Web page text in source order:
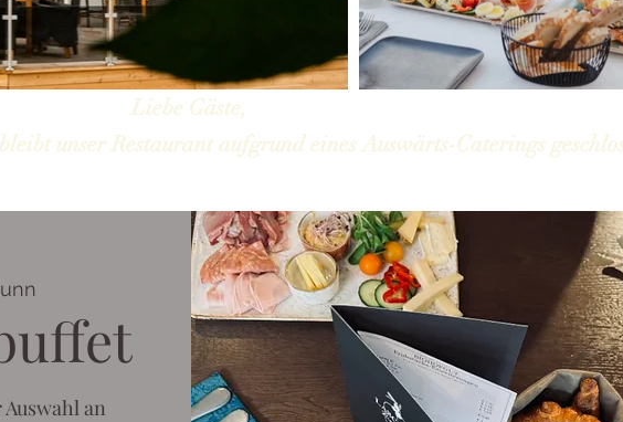
Liebe Gäste,
unser Restaurant aufgrund eines Auswärts-Caterings
an